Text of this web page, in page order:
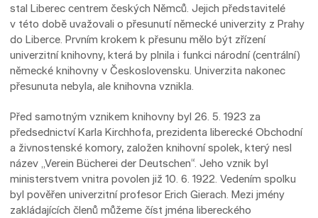
stal Liberec centrem českých Němců. Jejich představitelé
v této době uvažovali o přesunutí německé univerzity z Prahy
do Liberce. Prvním krokem k přesunu mělo být zřízení
univerzitní knihovny, která by plnila i funkci národní (centrální)
německé knihovny v Československu. Univerzita nakonec
přesunuta nebyla, ale knihovna vznikla.
Před samotným vznikem knihovny byl 26. 5. 1923 za
předsednictví Karla Kirchhofa, prezidenta liberecké Obchodní
a živnostenské komory, založen knihovní spolek, který nesl
název „Verein Bücherei der Deutschen“. Jeho vznik byl
ministerstvem vnitra povolen již 10. 6. 1922. Vedením spolku
byl pověřen univerzitní profesor Erich Gierach. Mezi jmény
zakládajících členů můžeme číst jména libereckého